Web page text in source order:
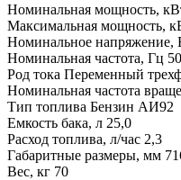
Номинальная мощность,
Максимальная мощность,
Номинальное напряжение,
Номинальная частота, Гц 50
Род тока Переменный
Номинальная частота
Тип топлива Бензин АИ92
Емкость бака, л 25,0
Расход топлива, л/час 2,3
Габаритные размеры, мм
Вес, кг 70